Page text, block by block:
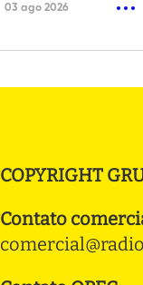
03 ago 2026
COPYRIGHT
Contato